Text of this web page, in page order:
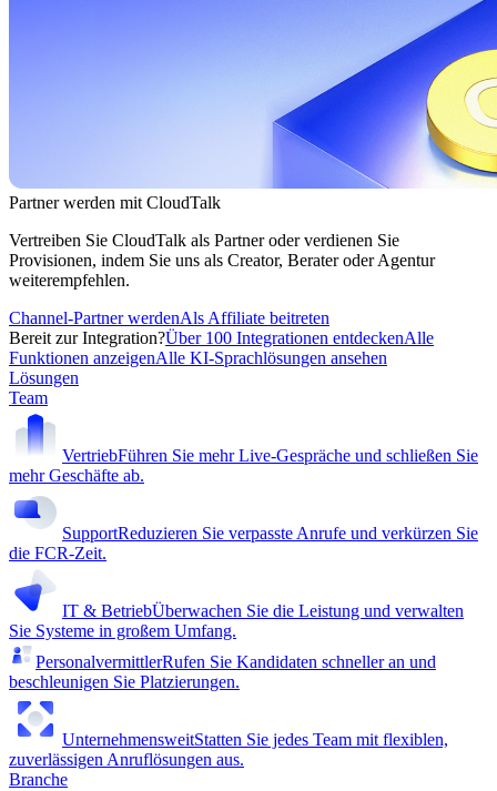
Partner werden mit CloudTalk
Vertreiben Sie CloudTalk als Partner oder verdienen Sie
Provisionen, indem Sie uns als Creator, Berater oder Agentur
weiterempfehlen.
Channel-Partner werdenAls Affiliate beitreten
Bereit zur Integration?Über 100 Integrationen entdeckenAlle
Funktionen anzeigenAlle KI-Sprachlösungen ansehen
Lösungen
Team
VertriebFühren Sie mehr Live-Gespräche und schließen Sie
mehr Geschäfte ab.
SupportReduzieren Sie verpasste Anrufe und verkürzen Sie
die FCR-Zeit.
IT & BetriebÜberwachen Sie die Leistung und verwalten
Sie Systeme in großem Umfang.
PersonalvermittlerRufen Sie Kandidaten schneller an und
beschleunigen Sie Platzierungen.
UnternehmensweitStatten Sie jedes Team mit flexiblen,
zuverlässigen Anruflösungen aus.
Branche